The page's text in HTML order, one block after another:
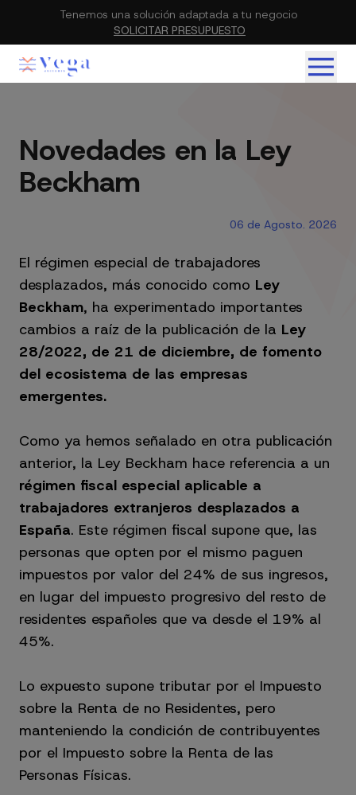
Tenemos una solución adaptada a tu negocio
SOLICITAR PRESUPUESTO
Novedades en la Ley
Beckham
06 de Agosto. 2026
El régimen especial de trabajadores
desplazados, más conocido como Ley
Beckham, ha experimentado importantes
cambios a raíz de la publicación de la Ley
28/2022, de 21 de diciembre, de fomento
del ecosistema de las empresas
emergentes.
Como ya hemos señalado en otra publicación
anterior, la Ley Beckham hace referencia a un
régimen fiscal especial aplicable a
trabajadores extranjeros desplazados a
España. Este régimen fiscal supone que, las
personas que opten por el mismo paguen
impuestos por valor del 24% de sus ingresos,
en lugar del impuesto progresivo del resto de
residentes españoles que va desde el 19% al
45%.
Lo expuesto supone tributar por el Impuesto
sobre la Renta de no Residentes, pero
manteniendo la condición de contribuyentes
por el Impuesto sobre la Renta de las
Personas Físicas.